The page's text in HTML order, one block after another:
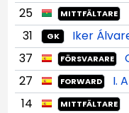
25 MITTFÄLTARE
31 GK
Iker
37
FÖRSVARARE
27
FORWARD
I.
14
MITTFÄLTARE